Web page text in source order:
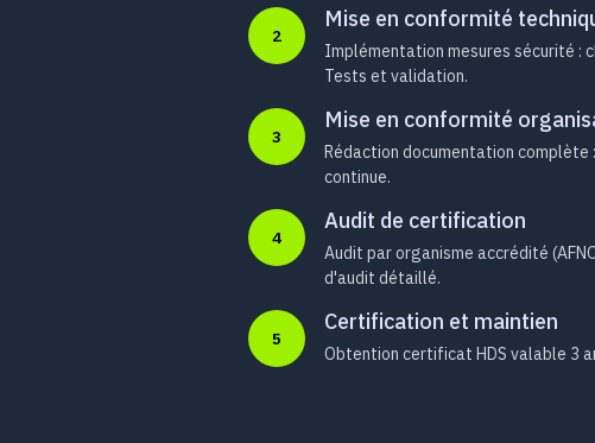
2
Mise en conformité
Implémentation mesures sécurité :
Tests et validation.
3
Mise en conformité
Rédaction documentation complète
continue.
4
Audit de certification
Audit par organisme accrédité
d'audit détaillé.
5
Certification et maintien
Obtention certificat HDS valable 3